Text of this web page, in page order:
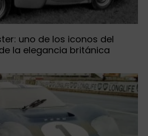
uno de los iconos del
la elegancia británica